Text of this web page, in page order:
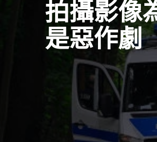
拍攝影像
是惡作劇